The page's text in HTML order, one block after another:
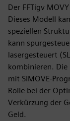
Der FFTigv
Dieses Modell
speziellen
kann
lasergesteuert
kombinieren. Die
mit SIMOVE-
Rolle bei der
Verkürzung der
Geld.